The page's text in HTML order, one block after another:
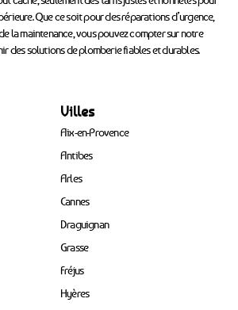
Que ce soit pour des réparations d’urgence,
la maintenance, vous pouvez compter sur notre
des solutions de plomberie fiables et durables.
Villes
Aix-en-Provence
Antibes
Arles
Cannes
Draguignan
Grasse
Fréjus
Hyères